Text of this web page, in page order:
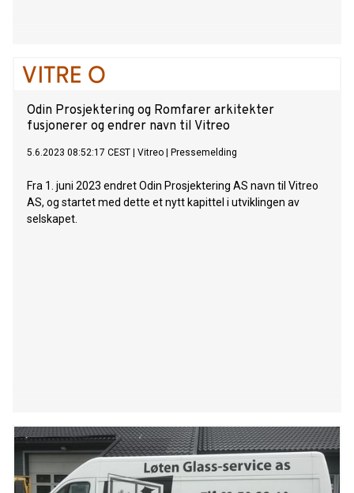
Odin Prosjektering og Romfarer arkitekter
fusjonerer og endrer navn til Vitreo
5.6.2023 08:52:17 CEST Vitreo Pressemelding
Fra 1. juni 2023 endret Odin Prosjektering AS navn til Vitreo
AS, og startet med dette et nytt kapittel i utviklingen av
selskapet.